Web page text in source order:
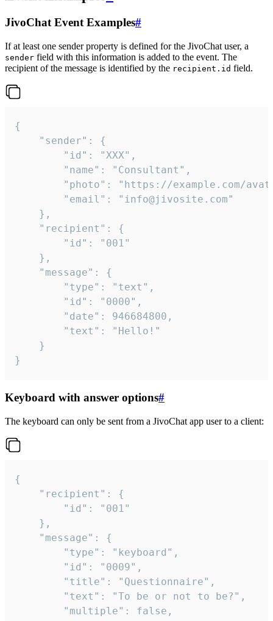
JivoChat Event Examples#
If at least one sender property is defined for the JivoChat user, a
sender field with this information is added to the event. The
recipient of the message is identified by the recipient.id field.
{
}
Keyboard with answer options#
The keyboard can only be sent from a JivoChat app user to a client:
{